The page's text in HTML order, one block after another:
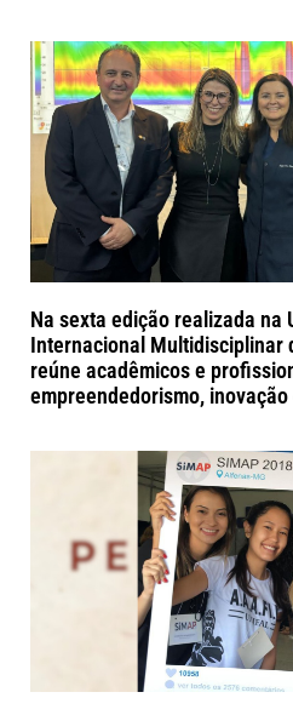
Na sexta edição realizada na
Internacional Multidisciplinar
reúne acadêmicos e
empreendedorismo,